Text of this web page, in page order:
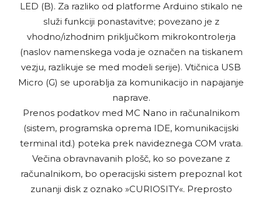
LED (B). Za razliko od platforme Arduino stikalo ne
služi funkciji ponastavitve; povezano je z
vhodno/izhodnim priključkom mikrokontrolerja
(naslov namenskega voda je označen na tiskanem
vezju, razlikuje se med modeli serije). Vtičnica USB
Micro (G) se uporablja za komunikacijo in napajanje
naprave.
Prenos podatkov med MC Nano in računalnikom
(sistem, programska oprema IDE, komunikacijski
terminal itd.) poteka prek navideznega COM vrata.
Večina obravnavanih plošč, ko so povezane z
računalnikom, bo operacijski sistem prepoznal kot
zunanji disk z oznako »CURIOSITY«. Preprosto